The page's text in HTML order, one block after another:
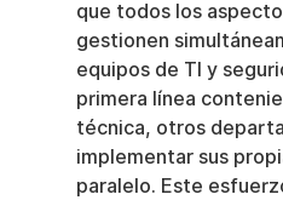
que todos los
gestionen
equipos de TI y
primera línea
técnica, otros
implementar sus
paralelo. Este